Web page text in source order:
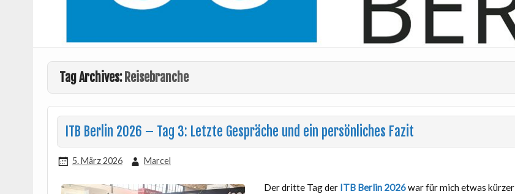
Tag Archives: Reisebranche
ITB Berlin 2026 – Tag 3: Letzte Gespräche und ein persönliches Fazit
5. März 2026 Marcel
Der dritte Tag der ITB Berlin 2026war für mich etwas kürzer